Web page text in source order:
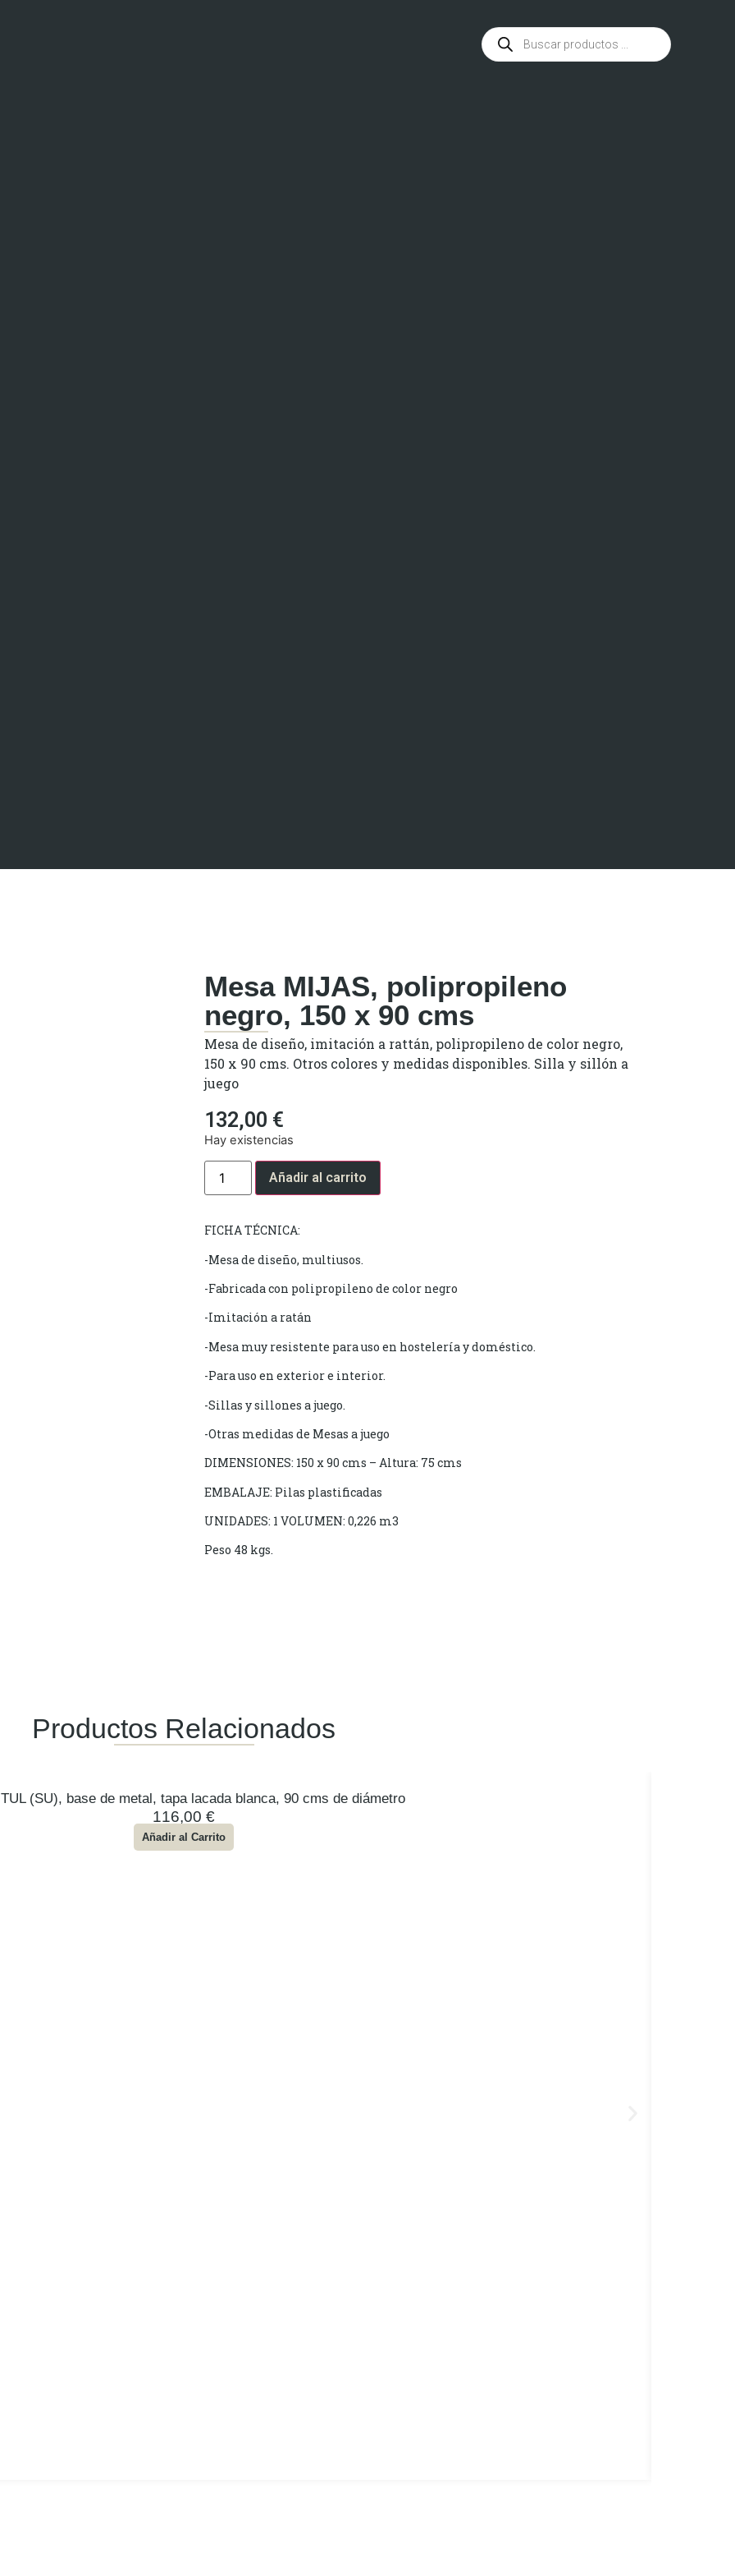
Mesa MIJAS, polipropileno
negro, 150 x 90 cms
Mesa de diseño, imitación a rattán, polipropileno de color negro,
150 x 90 cms. Otros colores y medidas disponibles. Silla y sillón a
juego
132,00 €
Hay existencias
Añadir al carrito
FICHA TÉCNICA:
-Mesa de diseño, multiusos.
-Fabricada con polipropileno de color negro
-Imitación a ratán
-Mesa muy resistente para uso en hostelería y doméstico.
-Para uso en exterior e interior.
-Sillas y sillones a juego.
-Otras medidas de Mesas a juego
DIMENSIONES: 150 x 90 cms – Altura: 75 cms
EMBALAJE: Pilas plastificadas
UNIDADES: 1 VOLUMEN: 0,226 m3
Peso 48 kgs.
Productos Relacionados
(SU), base de metal, tapa lacada blanca, 90 cms de diámetro
116,00 €
Añadir al Carrito